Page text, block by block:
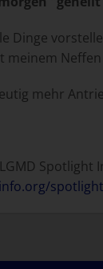
Dinge
meinem
mehr